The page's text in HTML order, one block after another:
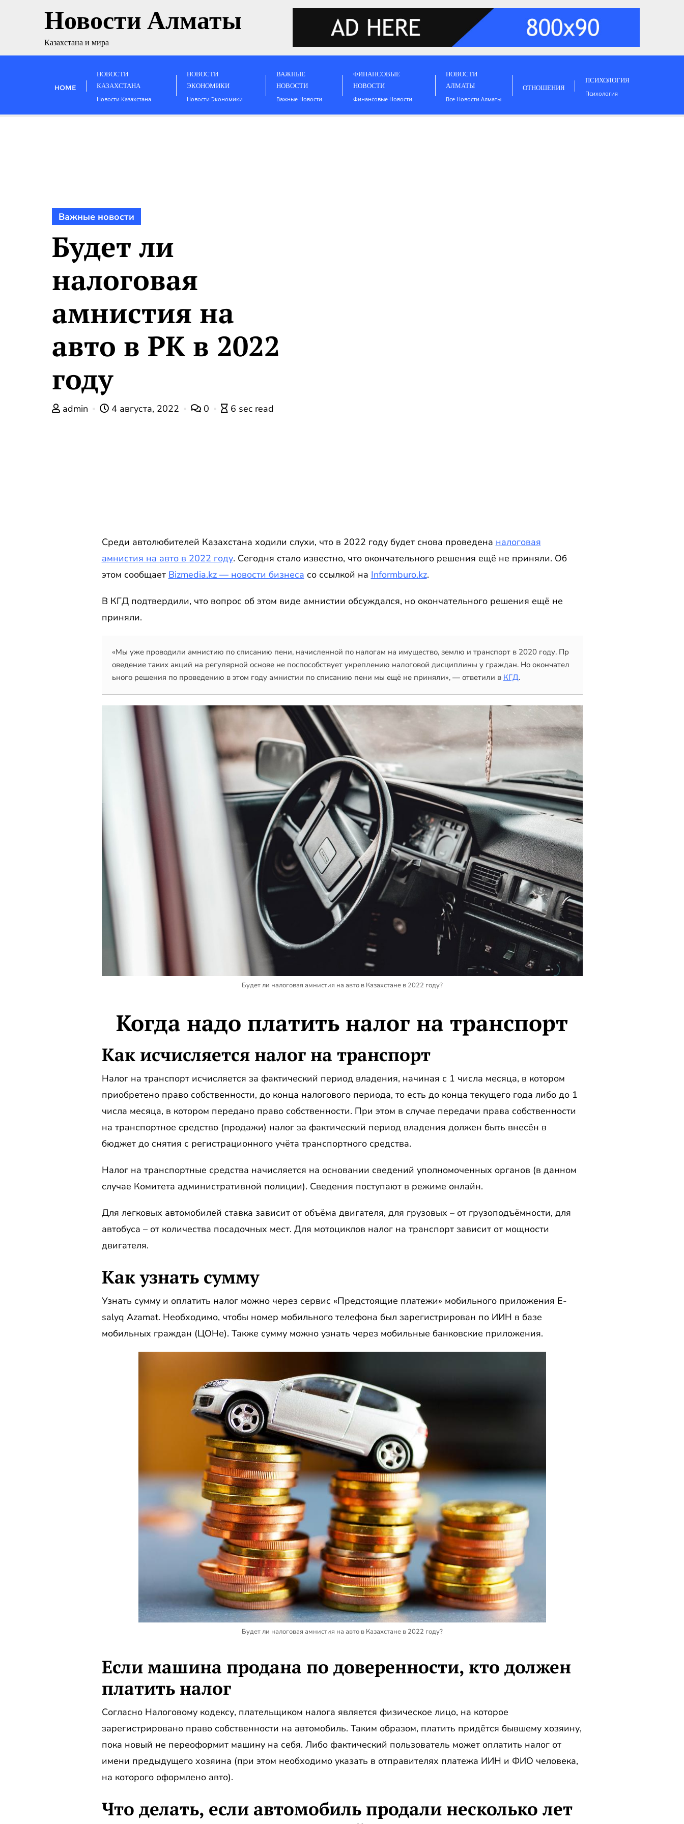
Новости Алматы
Казахстана и мира
HOME
НОВОСТИ
КАЗАХСТАНА
Новости Казахстана
НОВОСТИ
ЭКОНОМИКИ
Новости Экономики
ВАЖНЫЕ
НОВОСТИ
Важные Новости
ФИНАНСОВЫЕ
НОВОСТИ
Финансовые Новости
НОВОСТИ
АЛМАТЫ
Все Новости Алматы
ОТНОШЕНИЯ
ПСИХОЛОГИЯ
Психология
Важные новости
Будет ли
налоговая
амнистия на
авто в РК в 2022
году
admin 4 августа, 2022 0 6 sec read
Среди автолюбителей Казахстана ходили слухи, что в 2022 году будет снова проведена налоговая
амнистия на авто в 2022 году. Сегодня стало известно, что окончательного решения ещё не приняли. Об
этом сообщает Bizmedia.kz — новости бизнеса со ссылкой на Informburo.kz.
В КГД подтвердили, что вопрос об этом виде амнистии обсуждался, но окончательного решения ещё не
приняли.
«Мы уже проводили амнистию по списанию пени, начисленной по налогам на имущество, землю и транспорт в 2020 году. Пр
оведение таких акций на регулярной основе не поспособствует укреплению налоговой дисциплины у граждан. Но окончател
ьного решения по проведению в этом году амнистии по списанию пени мы ещё не приняли», — ответили в КГД.
Будет ли налоговая амнистия на авто в Казахстане в 2022 году?
Когда надо платить налог на транспорт
Как исчисляется налог на транспорт
Налог на транспорт исчисляется за фактический период владения, начиная с 1 числа месяца, в котором
приобретено право собственности, до конца налогового периода, то есть до конца текущего года либо до 1
числа месяца, в котором передано право собственности. При этом в случае передачи права собственности
на транспортное средство (продажи) налог за фактический период владения должен быть внесён в
бюджет до снятия с регистрационного учёта транспортного средства.
Налог на транспортные средства начисляется на основании сведений уполномоченных органов (в данном
случае Комитета административной полиции). Сведения поступают в режиме онлайн.
Для легковых автомобилей ставка зависит от объёма двигателя, для грузовых – от грузоподъёмности, для
автобуса – от количества посадочных мест. Для мотоциклов налог на транспорт зависит от мощности
двигателя.
Как узнать сумму
Узнать сумму и оплатить налог можно через сервис «Предстоящие платежи» мобильного приложения E-
salyq Azamat. Необходимо, чтобы номер мобильного телефона был зарегистрирован по ИИН в базе
мобильных граждан (ЦОНе). Также сумму можно узнать через мобильные банковские приложения.
Будет ли налоговая амнистия на авто в Казахстане в 2022 году?
Если машина продана по доверенности, кто должен
платить налог
Согласно Налоговому кодексу, плательщиком налога является физическое лицо, на которое
зарегистрировано право собственности на автомобиль. Таким образом, платить придётся бывшему хозяину,
пока новый не переоформит машину на себя. Либо фактический пользователь может оплатить налог от
имени предыдущего хозяина (при этом необходимо указать в отправителях платежа ИИН и ФИО человека,
на которого оформлено авто).
Что делать, если автомобиль продали несколько лет